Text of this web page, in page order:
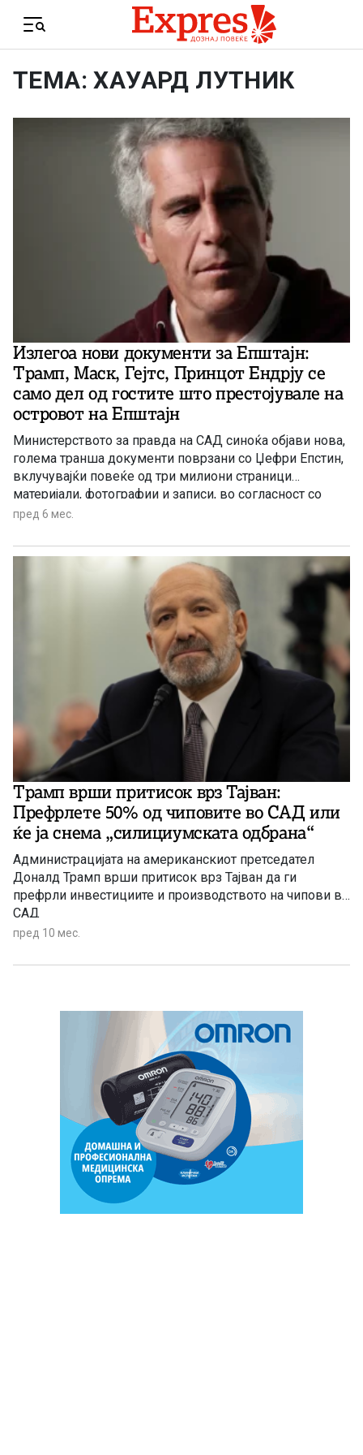
Menu
ТЕМА: ХАУАРД ЛУТНИК
Излегоа нови документи за Епштајн:
Трамп, Маск, Гејтс, Принцот Ендрју се
само дел од гостите што престојувале на
островот на Епштајн
Министерството за правда на САД синоќа објави нова,
голема транша документи поврзани со Џефри Епстин,
вклучувајќи повеќе од три милиони страници
материјали, фотографии и записи, во согласност со
Законот за транспарентност на досиејата за Епстин,
ноември 2025 година.
пред 6 мес.
Трамп врши притисок врз Тајван:
Префрлете 50% од чиповите во САД или
ќе ја снема „силициумската одбрана“
Администрацијата на американскиот претседател
Доналд Трамп врши притисок врз Тајван да ги
префрли инвестициите и производството на чипови во
САД
пред 10 мес.